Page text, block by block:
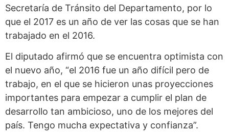
Secretaría de Tránsito del Departamento, por lo
que el 2017 es un año de ver las cosas que se han
trabajado en el 2016.
El diputado afirmó que se encuentra optimista con
el nuevo año, “el 2016 fue un año difícil pero de
trabajo, en el que se hicieron unas proyecciones
importantes para empezar a cumplir el plan de
desarrollo tan ambicioso, uno de los mejores del
país. Tengo mucha expectativa y confianza”.